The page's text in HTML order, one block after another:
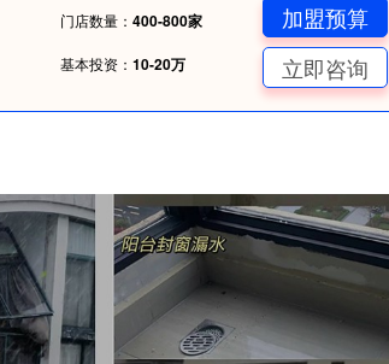
门店数量： 400-800家
基本投资： 10-20万
加盟预算
立即咨询